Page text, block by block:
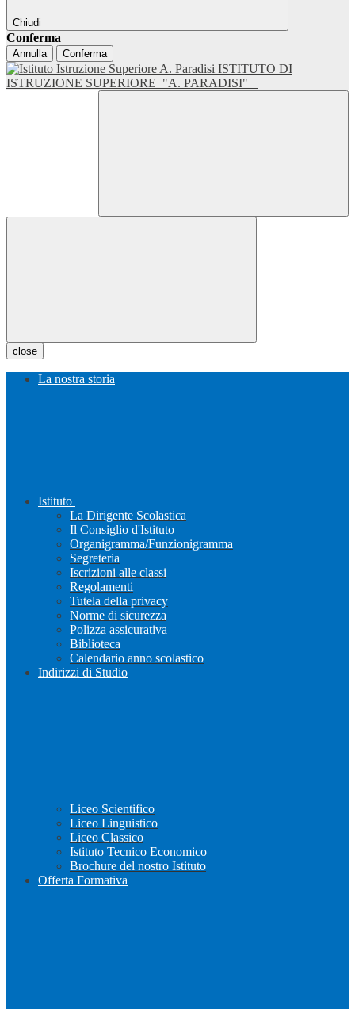
Chiudi
Conferma
Annulla Conferma
ISTITUTO DI
ISTRUZIONE SUPERIORE "A. PARADISI"
close
La nostra storia
Istituto
La Dirigente Scolastica
Il Consiglio d'Istituto
Organigramma/Funzionigramma
Segreteria
Iscrizioni alle classi
Regolamenti
Tutela della privacy
Norme di sicurezza
Polizza assicurativa
Biblioteca
Calendario anno scolastico
Indirizzi di Studio
Liceo Scientifico
Liceo Linguistico
Liceo Classico
Istituto Tecnico Economico
Brochure del nostro Istituto
Offerta Formativa